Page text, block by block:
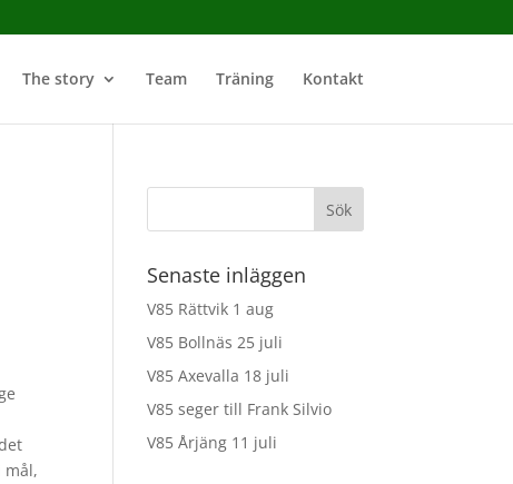
The story Team Träning Kontakt
mål,
Senaste inläggen
V85 Rättvik 1 aug
V85 Bollnäs 25 juli
V85 Axevalla 18 juli
V85 seger till Frank Silvio
V85 Årjäng 11 juli